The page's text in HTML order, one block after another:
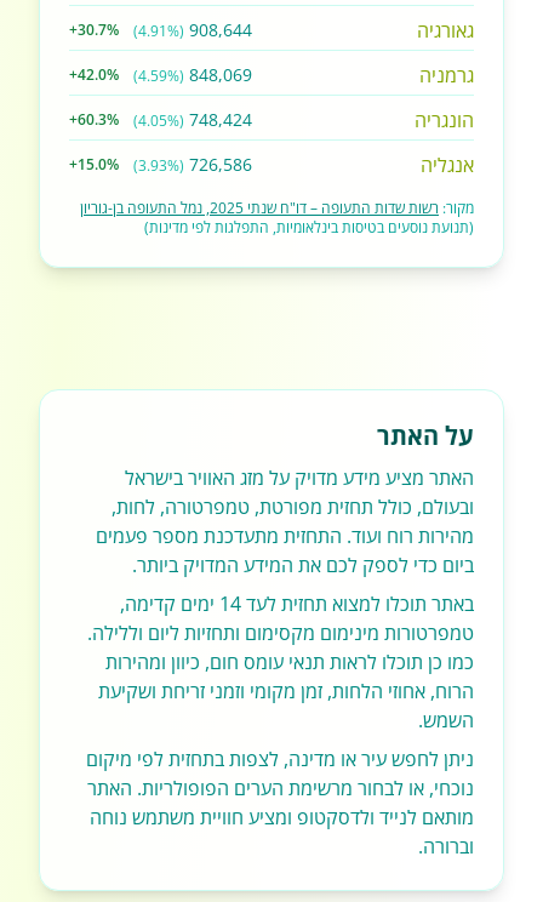
גאורגיה 908,644
(4.91%)
+30.7%
גרמניה 848,069
(4.59%)
+42.0%
הונגריה 748,424
(4.05%)
+60.3%
אנגליה 726,586
(3.93%)
+15.0%
מקור: רשות שדות התעופה – דו"ח שנתי 2025, נמל התעופה בן-גוריון
(תנועת נוסעים בטיסות בינלאומיות, התפלגות לפי מדינות)
על האתר
האתר מציע מידע מדויק על מזג האוויר בישראל
ובעולם, כולל תחזית מפורטת, טמפרטורה, לחות,
מהירות רוח ועוד. התחזית מתעדכנת מספר פעמים
ביום כדי לספק לכם את המידע המדויק ביותר.
באתר תוכלו למצוא תחזית לעד 14 ימים קדימה,
טמפרטורות מינימום מקסימום ותחזיות ליום וללילה.
כמו כן תוכלו לראות תנאי עומס חום, כיוון ומהירות
הרוח, אחוזי הלחות, זמן מקומי וזמני זריחת ושקיעת
השמש.
ניתן לחפש עיר או מדינה, לצפות בתחזית לפי מיקום
נוכחי, או לבחור מרשימת הערים הפופולריות. האתר
מותאם לנייד ולדסקטופ ומציע חוויית משתמש נוחה
וברורה.